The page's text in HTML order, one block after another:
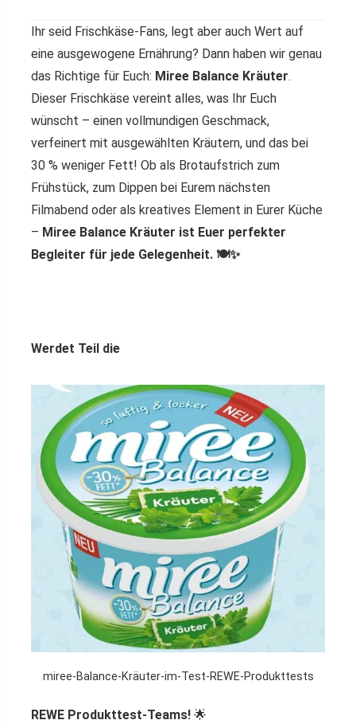
Ihr seid Frischkäse-Fans, legt aber auch Wert auf
eine ausgewogene Ernährung? Dann haben wir genau
das Richtige für Euch: Miree Balance Kräuter.
Dieser Frischkäse vereint alles, was Ihr Euch
wünscht – einen vollmundigen Geschmack,
verfeinert mit ausgewählten Kräutern, und das bei
30 % weniger Fett! Ob als Brotaufstrich zum
Frühstück, zum Dippen bei Eurem nächsten
Filmabend oder als kreatives Element in Eurer Küche
– Miree Balance Kräuter ist Euer perfekter
Begleiter für jede Gelegenheit. 🍽️✨
Werdet Teil die
miree-Balance-Kräuter-im-Test-REWE-Produkttests
REWE Produkttest-Teams! 🌟